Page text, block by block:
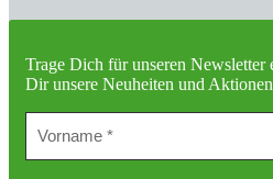
Trage Dich für unseren Newsletter
Dir unsere Neuheiten und